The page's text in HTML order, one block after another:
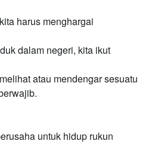
harus menghargai
dalam negeri, kita ikut
atau mendengar sesuatu
untuk hidup rukun